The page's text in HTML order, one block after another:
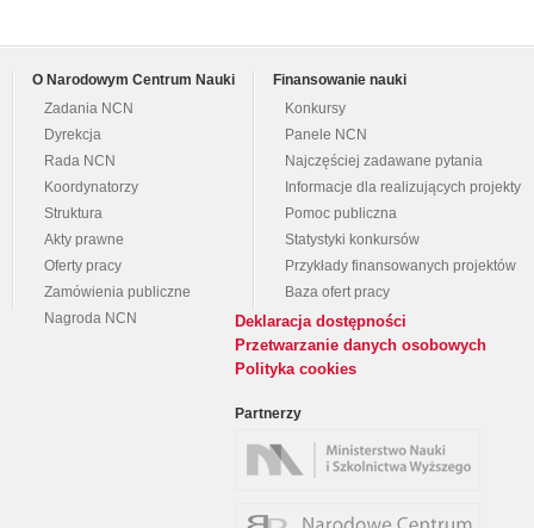
O Narodowym Centrum Nauki
Zadania NCN
Dyrekcja
Rada NCN
Koordynatorzy
Struktura
Akty prawne
Oferty pracy
Zamówienia publiczne
Nagroda NCN
Finansowanie nauki
Konkursy
Panele NCN
Najczęściej zadawane pytania
Informacje dla realizujących projekty
Pomoc publiczna
Statystyki konkursów
Przykłady finansowanych projektów
Baza ofert pracy
Deklaracja dostępności
Przetwarzanie danych osobowych
Polityka cookies
Partnerzy